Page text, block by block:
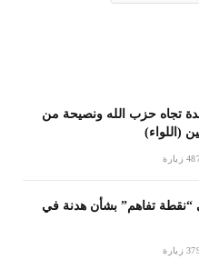
تجاه حزب الله ونصيحة من
(اللواء)
زيارة
“نقطة تفاهم” بشأن هدنة في
زيارة